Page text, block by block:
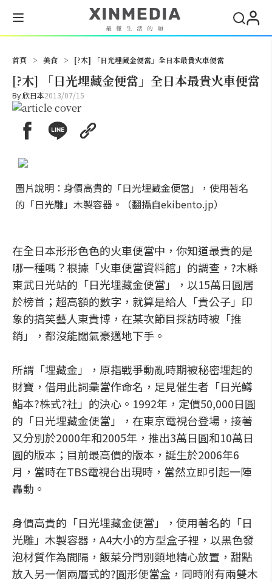
首頁 > 美食 > [?木] 「日光埋藏金便當」全日本最貴火車便當
[?木] 「日光埋藏金便當」全日本最貴火車便當
By欣日本2013/07/15
圖片說明：身價高貴的「日光埋藏金便當」，使用著名
的「日光雕」木製容器。（翻攝自ekibento.jp）
在全日本形形色色的火車便當中，你知道最貴的是
哪一種嗎？根據「火車便當資料館」的調查，?木縣
東武日光站的「日光埋藏金便當」，以15萬日圓居
於榜首；超高額的數字，就算是給人「貴公子」印
象的搞笑藝人東貴博，在某次節目採訪時被「推
銷」，都沒能闊氣豪邁地下手。
所謂「埋藏金」，原指戰爭動亂時期被秘密埋起的
財寶，借用此詞彙當作命名，足見催生者「日光鱒
鮨本?株式?社」的決心。1992年，定價50,000日圓
的「日光埋藏金便當」，在東京電視台登場，接著
又分別於2000年和2005年，推出3萬日圓和10萬日
圓的版本；目前最高價的版本，誕生於2006年6
月，當時在TBS電視台出現時，當然立即引起一陣
轟動。
身價高貴的「日光埋藏金便當」，使用著名的「日
光雕」木製容器，A4大小的方型盒子裡，以黑色發
泡材質作為間隔，飯菜分門別類地精心放置，甜點
放入另一個兩層式的?圓形便當盒，同時附有兩雙木